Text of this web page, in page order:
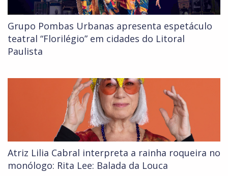
Grupo Pombas Urbanas apresenta espetáculo
teatral “Florilégio” em cidades do Litoral
Paulista
Atriz Lilia Cabral interpreta a rainha roqueira no
monólogo: Rita Lee: Balada da Louca